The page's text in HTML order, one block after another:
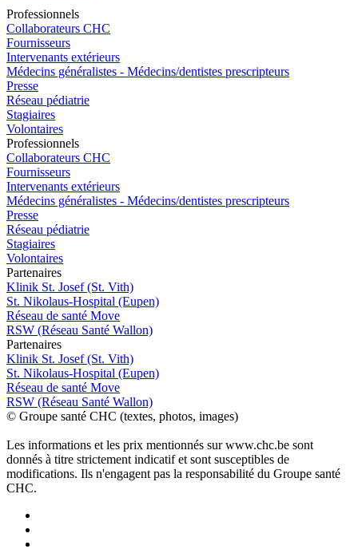
Professionnels
Collaborateurs CHC
Fournisseurs
Intervenants extérieurs
Médecins généralistes - Médecins/dentistes prescripteurs
Presse
Réseau pédiatrie
Stagiaires
Volontaires
Professionnels
Collaborateurs CHC
Fournisseurs
Intervenants extérieurs
Médecins généralistes - Médecins/dentistes prescripteurs
Presse
Réseau pédiatrie
Stagiaires
Volontaires
Partenaires
Klinik St. Josef (St. Vith)
St. Nikolaus-Hospital (Eupen)
Réseau de santé Move
RSW (Réseau Santé Wallon)
Partenaires
Klinik St. Josef (St. Vith)
St. Nikolaus-Hospital (Eupen)
Réseau de santé Move
RSW (Réseau Santé Wallon)
© Groupe santé CHC (textes, photos, images)
Les informations et les prix mentionnés sur www.chc.be sont
donnés à titre strictement indicatif et sont susceptibles de
modifications. Ils n'engagent pas la responsabilité du Groupe santé
CHC.